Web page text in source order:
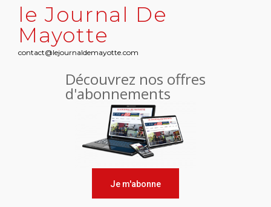
le Journal De
Mayotte
contact@lejournaldemayotte.com
Découvrez nos offres
d'abonnements
Je m'abonne